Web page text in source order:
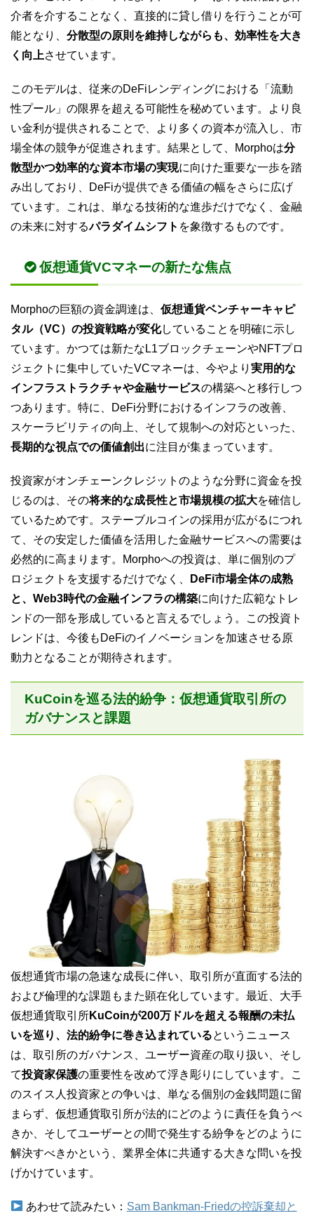
介者を介することなく、直接的に貸し借りを行うことが可
能となり、 分散型の原則を維持しながらも、効率性を大き
く向上させています。
このモデルは、従来のDeFiレンディングにおける「流動
性プール」の限界を超える可能性を秘めています。より良
い金利が提供されることで、より多くの資本が流入し、市
場全体の競争が促進されます。結果として、Morphoは分
散型かつ効率的な資本市場の実現に向けた重要な一歩を踏
み出しており、DeFiが提供できる価値の幅をさらに広げ
ています。これは、単なる技術的な進歩だけでなく、金融
の未来に対するパラダイムシフト を象徴するものです。
仮想通貨VCマネーの新たな焦点
Morphoの巨額の資金調達は、 仮想通貨ベンチャーキャピ
タル（VC）の投資戦略が変化していることを明確に示し
ています。かつては新たなL1ブロックチェーンやNFTプロ
ジェクトに集中していたVCマネーは、今やより 実用的な
インフラストラクチャや金融サービスの構築へと移行しつ
つあります。特に、DeFi分野におけるインフラの改善、
スケーラビリティの向上、そして規制への対応といった、
長期的な視点での価値創出に注目が集まっています。
投資家がオンチェーンクレジットのような分野に資金を投
じるのは、その将来的な成長性と市場規模の拡大を確信し
ているためです。ステーブルコインの採用が広がるにつれ
て、その安定した価値を活用した金融サービスへの需要は
必然的に高まります。Morphoへの投資は、単に個別のプ
ロジェクトを支援するだけでなく、
DeFi市場全体の成熟
と、Web3時代の金融インフラの構築に向けた広範なトレ
ンドの一部を形成していると言えるでしょう。この投資ト
レンドは、今後もDeFiのイノベーションを加速させる原
動力となることが期待されます。
KuCoinを巡る法的紛争：仮想通貨取引所の
ガバナンスと課題
仮想通貨市場の急速な成長に伴い、取引所が直面する法的
および倫理的な課題もまた顕在化しています。最近、大手
仮想通貨取引所KuCoinが200万ドルを超える報酬の未払
いを巡り、法的紛争に巻き込まれているというニュース
は、取引所のガバナンス、ユーザー資産の取り扱い、そし
て投資家保護の重要性を改めて浮き彫りにしています。こ
のスイス人投資家との争いは、単なる個別の金銭問題に留
まらず、仮想通貨取引所が法的にどのように責任を負うべ
きか、そしてユーザーとの間で発生する紛争をどのように
解決すべきかという、業界全体に共通する大きな問いを投
げかけています。
あわせて読みたい： Sam Bankman-Friedの控訴棄却と